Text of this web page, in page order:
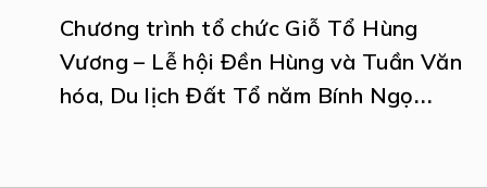
Chương trình tổ chức Giỗ Tổ Hùng
Vương – Lễ hội Đền Hùng và Tuần Văn
hóa, Du lịch Đất Tổ năm Bính Ngọ